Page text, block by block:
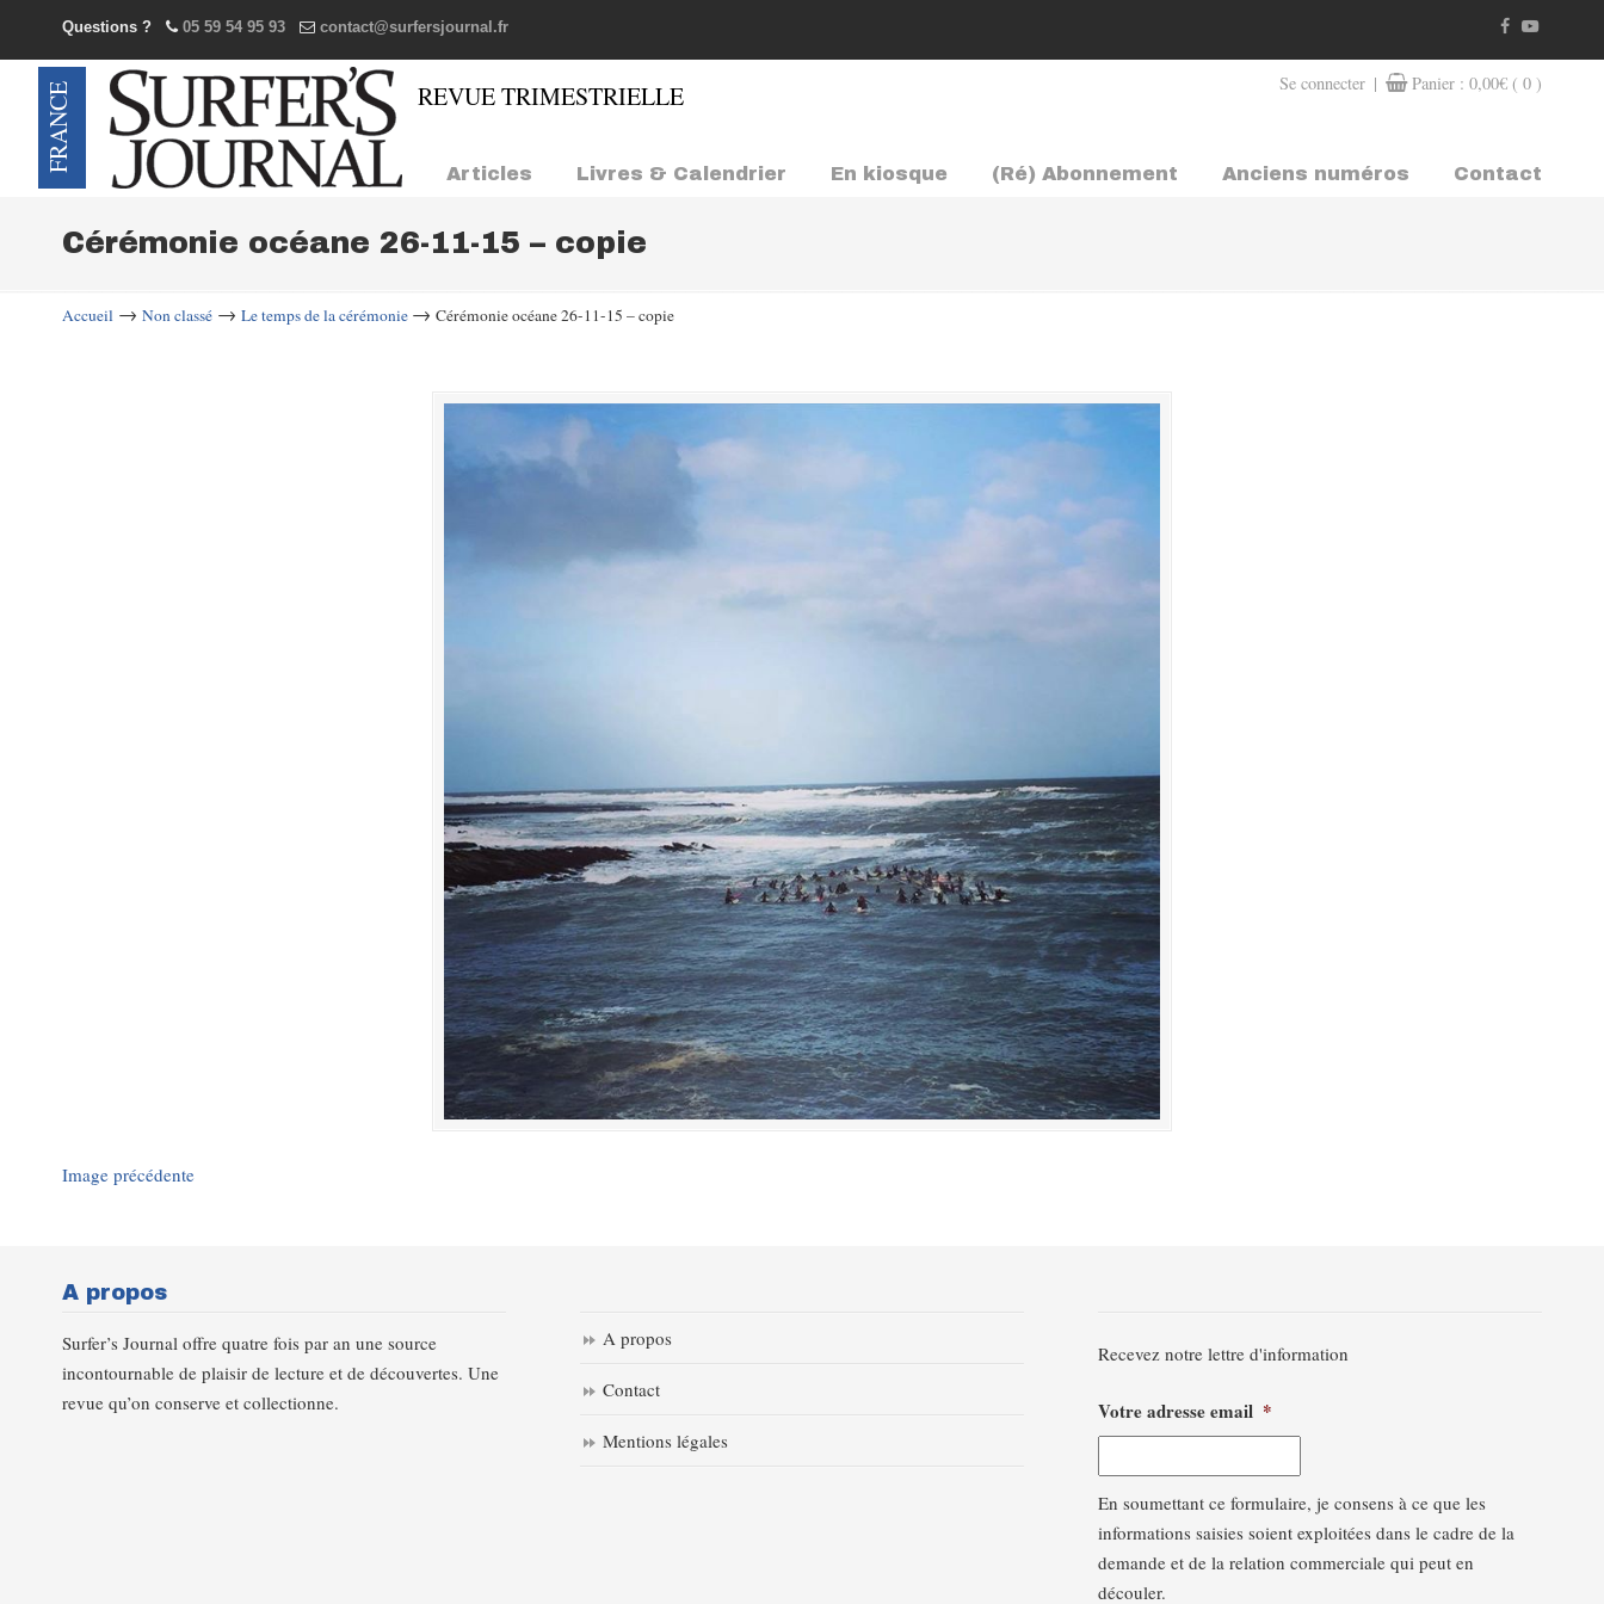
Questions ? 05 59 54 95 93 contact@surfersjournal.fr
Se connecter | Panier : 0,00€ ( 0 )
Articles Livres & Calendrier En kiosque (Ré) Abonnement Anciens numéros Contact
Navigation
Cérémonie océane 26-11-15 – copie
Accueil → Non classé → Le temps de la cérémonie → Cérémonie océane 26-11-15 – copie
Image précédente
A propos
Surfer’s Journal offre quatre fois par an une source
incontournable de plaisir de lecture et de découvertes. Une
revue qu’on conserve et collectionne.
A propos
Contact
Mentions légales
Recevez notre lettre d'information
Votre adresse email *
En soumettant ce formulaire, je consens à ce que les
informations saisies soient exploitées dans le cadre de la
demande et de la relation commerciale qui peut en
découler.